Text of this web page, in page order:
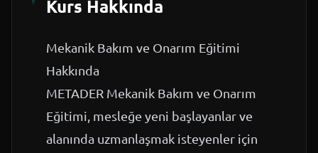
Kurs Hakkında
Mekanik Bakım ve Onarım Eğitimi
Hakkında
METADER Mekanik Bakım ve Onarım
Eğitimi, mesleğe yeni başlayanlar ve
alanında uzmanlaşmak isteyenler için